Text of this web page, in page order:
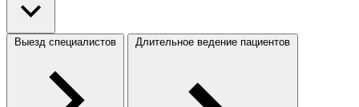
Выезд специалистов Длительное ведение пациентов